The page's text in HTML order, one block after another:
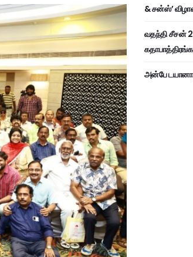
& சன்ஸ்’
வதந்தி சீசன்
அன்பே டயானா